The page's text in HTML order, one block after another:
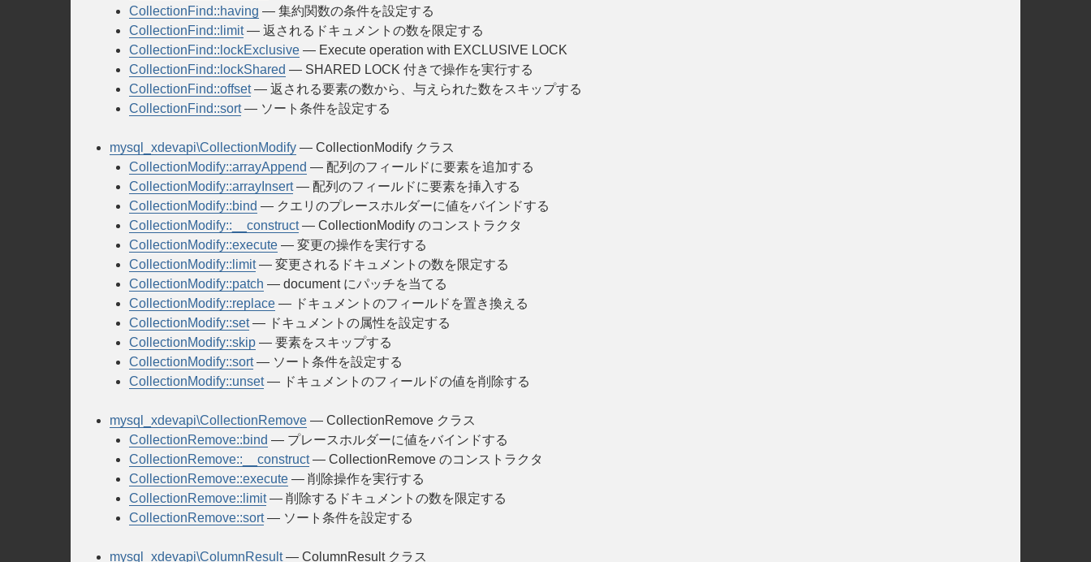
CollectionFind::having — 集約関数の条件を設定する
CollectionFind::limit— 返されるドキュメントの数を限定する
CollectionFind::lockExclusive — Execute operation with EXCLUSIVE LOCK
CollectionFind::lockShared — SHARED LOCK 付きで操作を実行する
CollectionFind::offset— 返される要素の数から、与えられた数をスキップする
CollectionFind::sort— ソート条件を設定する
mysql_xdevapi\CollectionModify — CollectionModify クラス
CollectionModify::arrayAppend — 配列のフィールドに要素を追加する
CollectionModify::arrayInsert— 配列のフィールドに要素を挿入する
CollectionModify::bind — クエリのプレースホルダーに値をバインドする
CollectionModify::__construct— CollectionModify のコンストラクタ
CollectionModify::execute — 変更の操作を実行する
CollectionModify::limit— 変更されるドキュメントの数を限定する
CollectionModify::patch — document にパッチを当てる
CollectionModify::replace — ドキュメントのフィールドを置き換える
CollectionModify::set— ドキュメントの属性を設定する
CollectionModify::skip — 要素をスキップする
CollectionModify::sort— ソート条件を設定する
CollectionModify::unset— ドキュメントのフィールドの値を削除する
mysql_xdevapi\CollectionRemove — CollectionRemove クラス
CollectionRemove::bind — プレースホルダーに値をバインドする
CollectionRemove::__construct— CollectionRemove のコンストラクタ
CollectionRemove::execute — 削除操作を実行する
CollectionRemove::limit— 削除するドキュメントの数を限定する
CollectionRemove::sort— ソート条件を設定する
mysql_xdevapi\ColumnResult— ColumnResult クラス